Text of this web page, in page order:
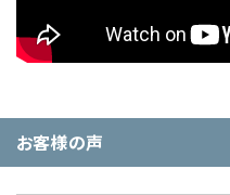
お客様の声